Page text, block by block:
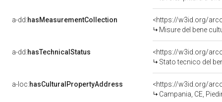
a-dd:hasMeasurementCollection
<https://w3id.org/
Misure del bene
a-dd:hasTechnicalStatus
<https://w3id.org/
Stato tecnico del
a-loc:hasCulturalPropertyAddress
<https://w3id.org/
Campania, CE,